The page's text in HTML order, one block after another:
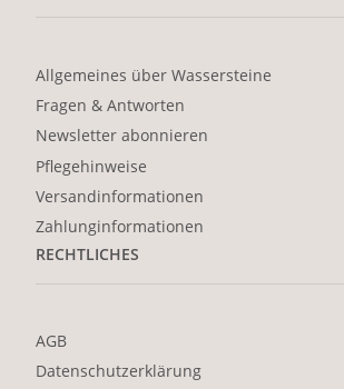
Allgemeines über Wassersteine
Fragen & Antworten
Newsletter abonnieren
Pflegehinweise
Versandinformationen
Zahlunginformationen
RECHTLICHES
AGB
Datenschutzerklärung